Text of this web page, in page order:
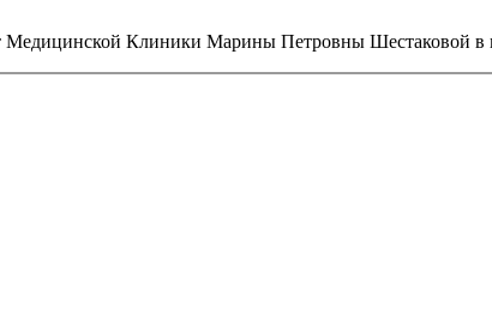
Медицинской Клиники Марины Петровны Шестаковой в